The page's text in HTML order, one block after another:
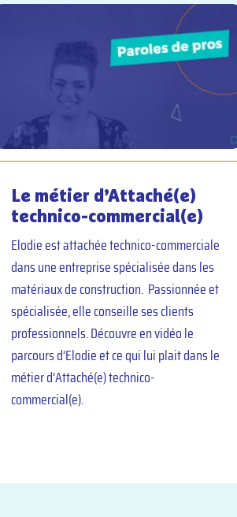
Le métier d’Attaché(e)
technico-commercial(e)
Elodie est attachée technico-commerciale
dans une entreprise spécialisée dans les
matériaux de construction. Passionnée et
spécialisée, elle conseille ses clients
professionnels. Découvre en vidéo le
parcours d’Elodie et ce qui lui plait dans le
métier d’Attaché(e) technico-
commercial(e).